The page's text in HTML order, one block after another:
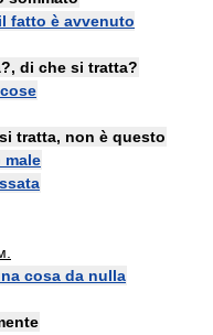
il fatto è avvenuto
di che si tratta?
tratta, non è questo
male
cosa da nulla